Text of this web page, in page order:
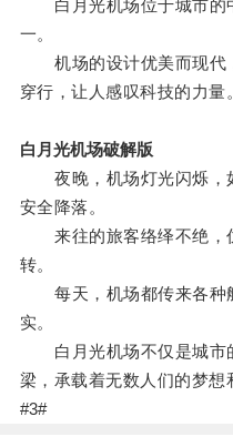
白月光机场位于城市的
一。
机场的设计优美而现代
穿行，让人感叹科技的力量。
白月光机场破解版
夜晚，机场灯光闪烁，
安全降落。
来往的旅客络绎不绝，
转。
每天，机场都传来各种
实。
白月光机场不仅是城市
梁，承载着无数人们的梦想
#3#